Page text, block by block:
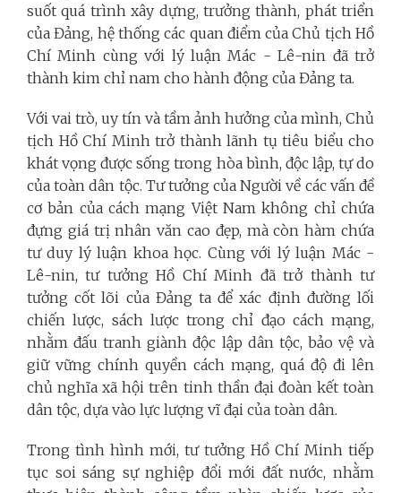
suốt quá trình xây dựng, trưởng thành, phát triển
của Đảng, hệ thống các quan điểm của Chủ tịch Hồ
Chí Minh cùng với lý luận Mác - Lê-nin đã trở
thành kim chỉ nam cho hành động của Đảng ta.
Với vai trò, uy tín và tầm ảnh hưởng của mình, Chủ
tịch Hồ Chí Minh trở thành lãnh tụ tiêu biểu cho
khát vọng được sống trong hòa bình, độc lập, tự do
của toàn dân tộc. Tư tưởng của Người về các vấn đề
cơ bản của cách mạng Việt Nam không chỉ chứa
đựng giá trị nhân văn cao đẹp, mà còn hàm chứa
tư duy lý luận khoa học. Cùng với lý luận Mác -
Lê-nin, tư tưởng Hồ Chí Minh đã trở thành tư
tưởng cốt lõi của Đảng ta để xác định đường lối
chiến lược, sách lược trong chỉ đạo cách mạng,
nhằm đấu tranh giành độc lập dân tộc, bảo vệ và
giữ vững chính quyền cách mạng, quá độ đi lên
chủ nghĩa xã hội trên tinh thần đại đoàn kết toàn
dân tộc, dựa vào lực lượng vĩ đại của toàn dân.
Trong tình hình mới, tư tưởng Hồ Chí Minh tiếp
tục soi sáng sự nghiệp đổi mới đất nước, nhằm